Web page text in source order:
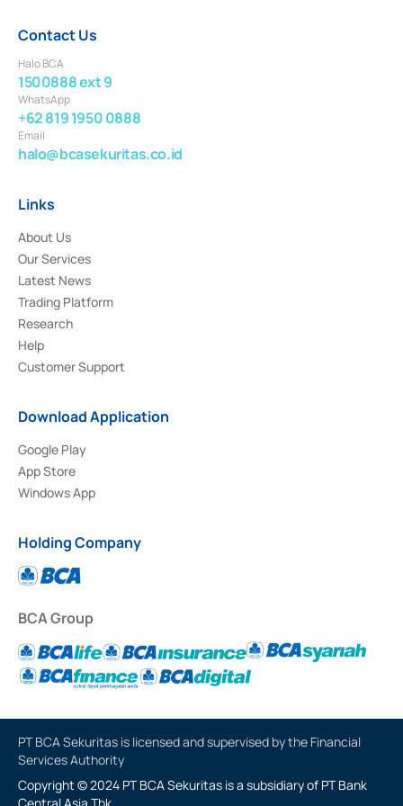
Contact Us
Halo BCA
1500888 ext 9
WhatsApp
+62 819 1950 0888
Email
halo@bcasekuritas.co.id
Links
About Us
Our Services
Latest News
Trading Platform
Research
Help
Customer Support
Download Application
Google Play
App Store
Windows App
Holding Company
BCA Group
PT BCA Sekuritas is licensed and supervised by the Financial
Services Authority
Copyright © 2024 PT BCA Sekuritas is a subsidiary of PT Bank